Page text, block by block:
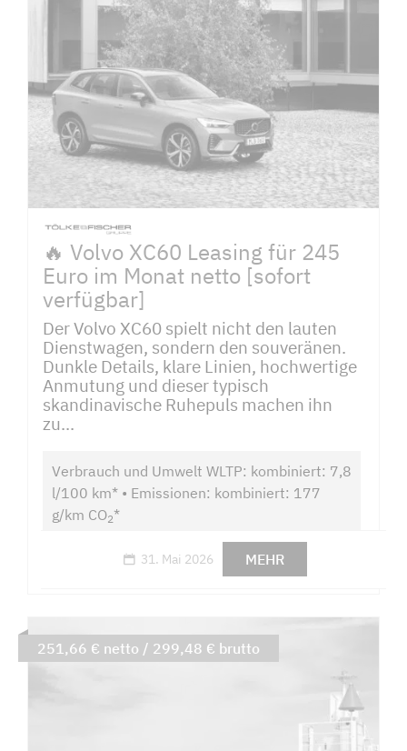
🔥 Volvo XC60 Leasing für 245
Euro im Monat netto [sofort
verfügbar]
Der Volvo XC60 spielt nicht den lauten
Dienstwagen, sondern den souveränen.
Dunkle Details, klare Linien, hochwertige
Anmutung und dieser typisch
skandinavische Ruhepuls machen ihn
zu...
Verbrauch und Umwelt WLTP: kombiniert: 7,8
l/100 km* • Emissionen: kombiniert: 177
g/km CO2*
31. Mai 2026 MEHR
251,66 € netto / 299,48 € brutto